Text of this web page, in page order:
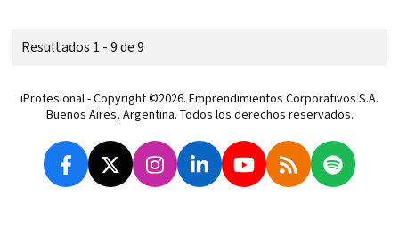
Resultados 1 - 9 de 9
iProfesional - Copyright ©2026. Emprendimientos Corporativos S.A.
Buenos Aires, Argentina. Todos los derechos reservados.